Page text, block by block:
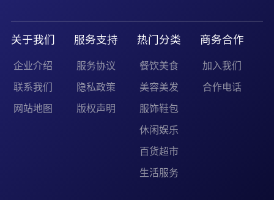
关于我们
企业介绍
联系我们
网站地图
服务支持
服务协议
隐私政策
版权声明
热门分类
餐饮美食
美容美发
服饰鞋包
休闲娱乐
百货超市
生活服务
商务合作
加入我们
合作电话